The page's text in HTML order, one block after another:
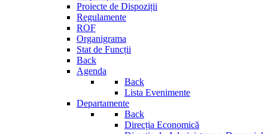
Proiecte de Dispoziții
Regulamente
ROF
Organigrama
Stat de Funcții
Back
Agenda
Back
Lista Evenimente
Departamente
Back
Direcția Economică